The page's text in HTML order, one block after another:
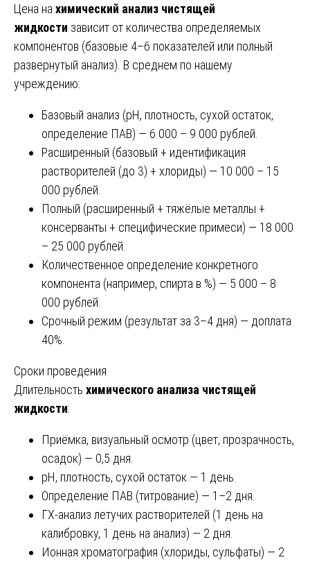
Цена на химический анализ чистящей
жидкости зависит от количества определяемых
компонентов (базовые 4–6 показателей или полный
развернутый анализ). В среднем по нашему
учреждению:
Базовый анализ (pH, плотность, сухой остаток,
определение ПАВ) — 6 000 – 9 000 рублей.
Расширенный (базовый + идентификация
растворителей (до 3) + хлориды) — 10 000 – 15
000 рублей.
Полный (расширенный + тяжёлые металлы +
консерванты + специфические примеси) — 18 000
– 25 000 рублей.
Количественное определение конкретного
компонента (например, спирта в %) — 5 000 – 8
000 рублей.
Срочный режим (результат за 3–4 дня) — доплата
40%.
Сроки проведения
Длительность химического анализа чистящей
жидкости:
Приёмка, визуальный осмотр (цвет, прозрачность,
осадок) — 0,5 дня.
pH, плотность, сухой остаток — 1 день.
Определение ПАВ (титрование) — 1–2 дня.
ГХ-анализ летучих растворителей (1 день на
калибровку, 1 день на анализ) — 2 дня.
Ионная хроматография (хлориды, сульфаты) — 2